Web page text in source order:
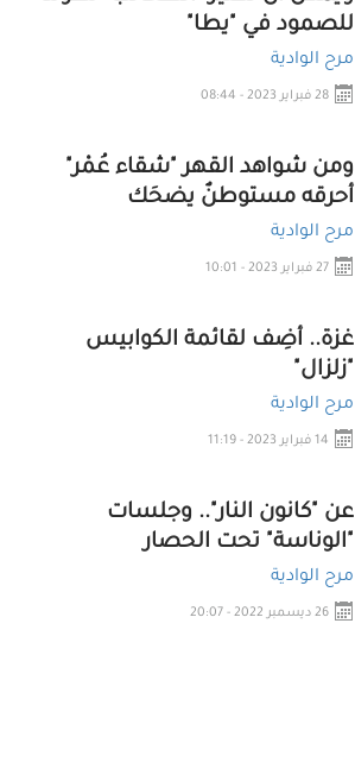
للصمود في "يطا"
مرح الوادية
28 فبراير 2023 - 08:44
ومن شواهد القهر "شقاء عُمْر"
أحرقه مستوطنٌ يضحَك
مرح الوادية
27 فبراير 2023 - 10:01
غزة.. أضِف لقائمة الكوابيس
"زلزال"
مرح الوادية
14 فبراير 2023 - 11:19
عن "كانون النار".. وجلسات
"الوناسة" تحت الحصار
مرح الوادية
26 ديسمبر 2022 - 20:07